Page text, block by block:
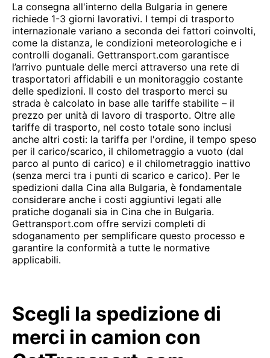
La consegna all'interno della Bulgaria in genere
richiede 1-3 giorni lavorativi. I tempi di trasporto
internazionale variano a seconda dei fattori coinvolti,
come la distanza, le condizioni meteorologiche e i
controlli doganali. Gettransport.com garantisce
l’arrivo puntuale delle merci attraverso una rete di
trasportatori affidabili e un monitoraggio costante
delle spedizioni. Il costo del trasporto merci su
strada è calcolato in base alle tariffe stabilite – il
prezzo per unità di lavoro di trasporto. Oltre alle
tariffe di trasporto, nel costo totale sono inclusi
anche altri costi: la tariffa per l'ordine, il tempo speso
per il carico/scarico, il chilometraggio a vuoto (dal
parco al punto di carico) e il chilometraggio inattivo
(senza merci tra i punti di scarico e carico). Per le
spedizioni dalla Cina alla Bulgaria, è fondamentale
considerare anche i costi aggiuntivi legati alle
pratiche doganali sia in Cina che in Bulgaria.
Gettransport.com offre servizi completi di
sdoganamento per semplificare questo processo e
garantire la conformità a tutte le normative
applicabili.
Scegli la spedizione di
merci in camion con